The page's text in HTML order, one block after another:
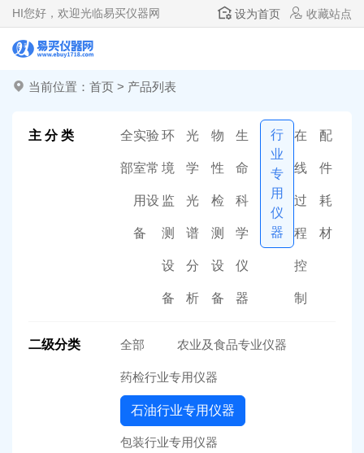
HI您好，欢迎光临易买仪器网 设为首页 收藏站点
当前位置： 首页 > 产品列表
主 分 类 全
部
实验
室常
用设
备
环
境
监
测
设
备
光
学
光
谱
分
析
物
性
检
测
设
备
生
命
科
学
仪
器
行
业
专
用
仪
器
在
线
过
程
控
制
配
件
耗
材
二级分类 全部 农业及食品专业仪器
药检行业专用仪器
石油行业专用仪器
包装行业专用仪器